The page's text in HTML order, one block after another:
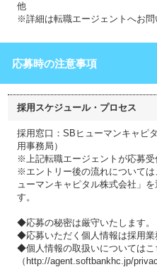
他
※詳細は転職エージェントへお問
応募時の注意事項
採用スケジュール・プロセス
採用窓口：SBヒューマンキャピ
用事務局）
※上記転職エージェントが応募受
※エントリー後の流れについて
ューマンキャピタル株式会社」
す。
◆応募の秘密は厳守いたします。
◆応募いただく個人情報は採用業
◆個人情報の取扱いについてはこ
（http://agent.softbankhc.jp/